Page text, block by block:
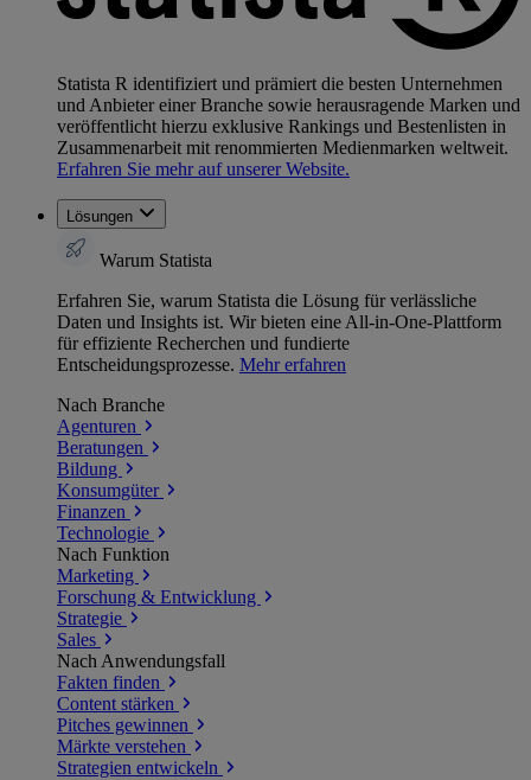
Statista R identifiziert und prämiert die besten Unternehmen
und Anbieter einer Branche sowie herausragende Marken und
veröffentlicht hierzu exklusive Rankings und Bestenlisten in
Zusammenarbeit mit renommierten Medienmarken weltweit.
Erfahren Sie mehr auf unserer Website.
Lösungen
Warum Statista
Erfahren Sie, warum Statista die Lösung für verlässliche
Daten und Insights ist. Wir bieten eine All-in-One-Plattform
für effiziente Recherchen und fundierte
Entscheidungsprozesse. Mehr erfahren
Nach Branche
Agenturen
Beratungen
Bildung
Konsumgüter
Finanzen
Technologie
Nach Funktion
Marketing
Forschung & Entwicklung
Strategie
Sales
Nach Anwendungsfall
Fakten finden
Content stärken
Pitches gewinnen
Märkte verstehen
Strategien entwickeln